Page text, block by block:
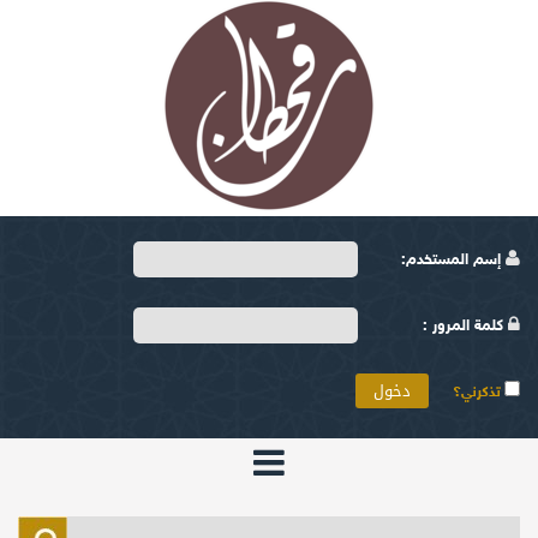
إسم المستخدم:
كلمة المرور :
تذكرني؟